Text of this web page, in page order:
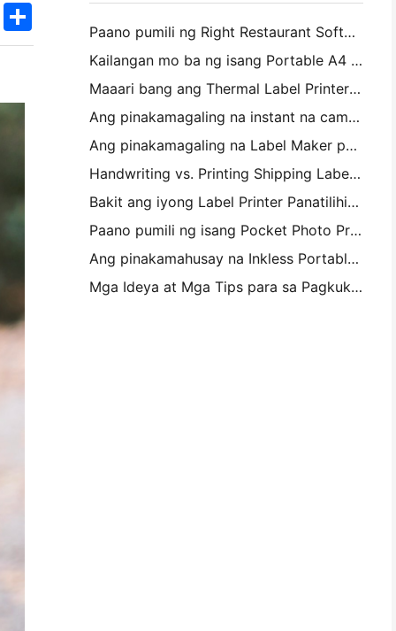
TwitterShare
Paano pumili ng Right Restaurant Software para sa iyong Maliit o Midsize Restaurant
Kailangan mo ba ng isang Portable A4 Printer para sa mga Warehouse Invoices? Ano talagang gumagana
Maaari bang ang Thermal Label Printers ay gumawa ng Waterproof Labels para sa mga maliliit na Producto ng negosyo?
Ang pinakamagaling na instant na camera para sa mga magsimula na ayaw magbasura ng papel
Ang pinakamagaling na Label Maker para sa Pagpapakita at Scrapbooking: Magdagdag ng Karagdagang Color sa bawat Pahina
Handwriting vs. Printing Shipping Labels: Tips for Small Businesses noong 2026
Bakit ang iyong Label Printer Panatilihin ang Jamming?
Paano pumili ng isang Pocket Photo Printer: Isang kumpletong pahayag para sa Pagmamamahayag, Travel, at iPhone Users
Ang pinakamahusay na Inkless Portable Printer para sa Travel, School, at Mobile Work: Hanin MT620 Pro Review
Mga Ideya at Mga Tips para sa Pagkukumpisal ng Kambahay at Dorm